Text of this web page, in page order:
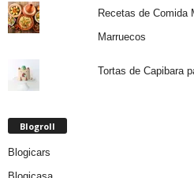
Recetas de Comida
Marruecos
Tortas de Capibara
Blogroll
Blogicars